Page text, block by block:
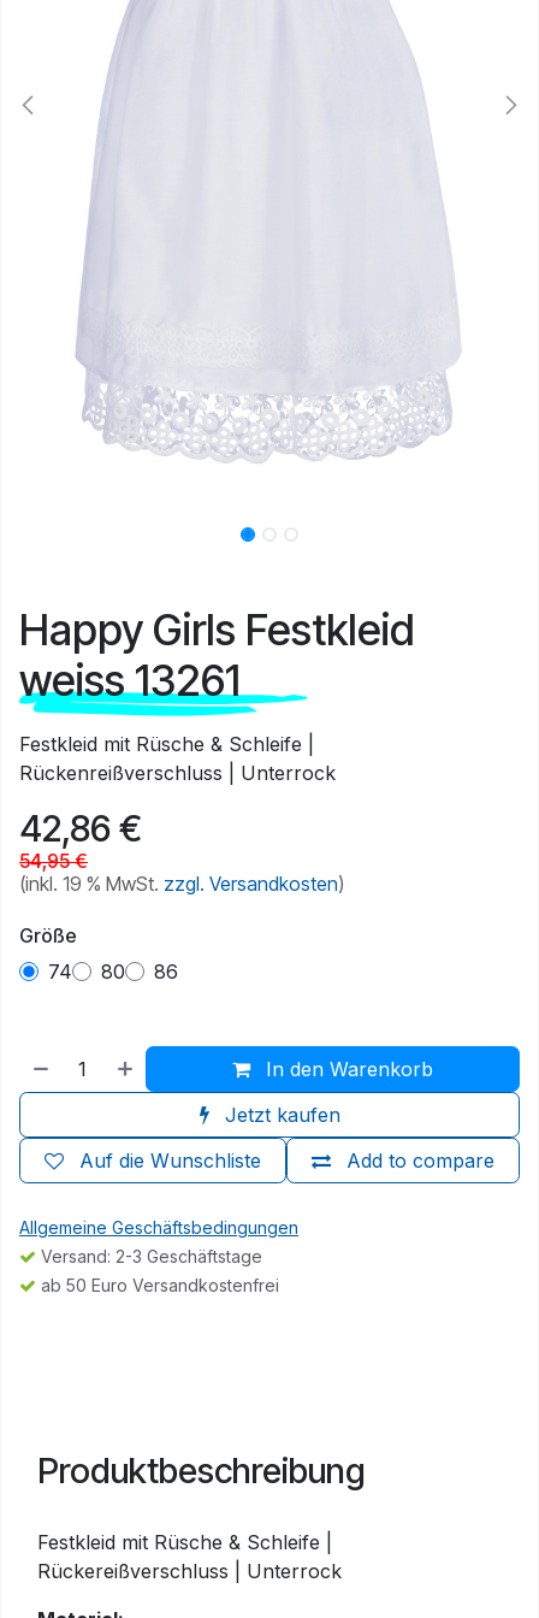
Happy Girls Festkleid
weiss 13261
Festkleid mit Rüsche & Schleife |
Rückenreißverschluss | Unterrock
42,86€
54,95€
(inkl. 19 % MwSt. zzgl. Versandkosten)
Größe
74
80 86
In den Warenkorb
Jetzt kaufen
Add to compare
Auf die Wunschliste
Allgemeine Geschäftsbedingungen
Versand: 2-3 Geschäftstage
ab 50 Euro Versandkostenfrei
Produktbeschreibung
Festkleid mit Rüsche & Schleife |
Rückereißverschluss | Unterrock